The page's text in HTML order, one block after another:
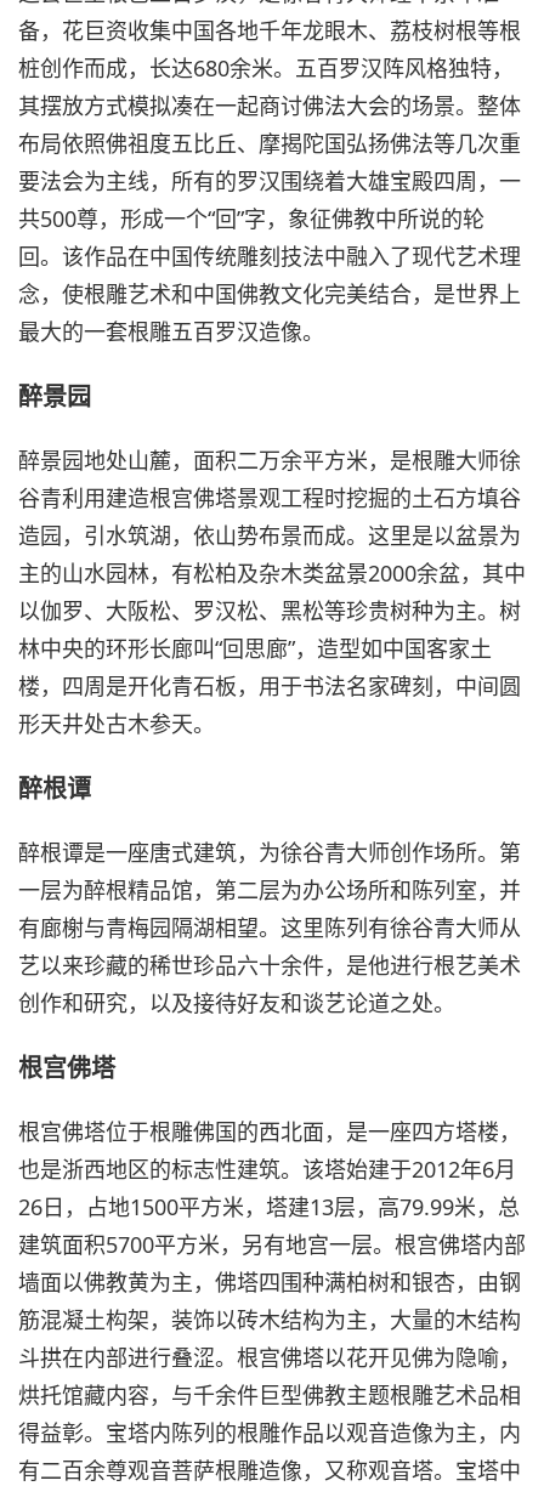
备，花巨资收集中国各地千年龙眼木、荔枝树根等根
桩创作而成，长达680余米。五百罗汉阵风格独特，
其摆放方式模拟凑在一起商讨佛法大会的场景。整体
布局依照佛祖度五比丘、摩揭陀国弘扬佛法等几次重
要法会为主线，所有的罗汉围绕着大雄宝殿四周，一
共500尊，形成一个“回”字，象征佛教中所说的轮
回。该作品在中国传统雕刻技法中融入了现代艺术理
念，使根雕艺术和中国佛教文化完美结合，是世界上
最大的一套根雕五百罗汉造像。
醉景园
醉景园地处山麓，面积二万余平方米，是根雕大师徐
谷青利用建造根宫佛塔景观工程时挖掘的土石方填谷
造园，引水筑湖，依山势布景而成。这里是以盆景为
主的山水园林，有松柏及杂木类盆景2000余盆，其中
以伽罗、大阪松、罗汉松、黑松等珍贵树种为主。树
林中央的环形长廊叫“回思廊”，造型如中国客家土
楼，四周是开化青石板，用于书法名家碑刻，中间圆
形天井处古木参天。
醉根谭
醉根谭是一座唐式建筑，为徐谷青大师创作场所。第
一层为醉根精品馆，第二层为办公场所和陈列室，并
有廊榭与青梅园隔湖相望。这里陈列有徐谷青大师从
艺以来珍藏的稀世珍品六十余件，是他进行根艺美术
创作和研究，以及接待好友和谈艺论道之处。
根宫佛塔
根宫佛塔位于根雕佛国的西北面，是一座四方塔楼，
也是浙西地区的标志性建筑。该塔始建于2012年6月
26日，占地1500平方米，塔建13层，高79.99米，总
建筑面积5700平方米，另有地宫一层。根宫佛塔内部
墙面以佛教黄为主，佛塔四围种满柏树和银杏，由钢
筋混凝土构架，装饰以砖木结构为主，大量的木结构
斗拱在内部进行叠涩。根宫佛塔以花开见佛为隐喻，
烘托馆藏内容，与千余件巨型佛教主题根雕艺术品相
得益彰。宝塔内陈列的根雕作品以观音造像为主，内
有二百余尊观音菩萨根雕造像，又称观音塔。宝塔中